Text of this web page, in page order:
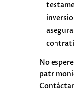
No